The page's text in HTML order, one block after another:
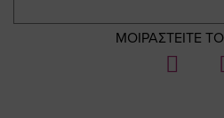
ΜΟΙΡΑΣΤΕΙΤΕ